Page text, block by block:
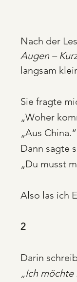
Nach der
Augen –
langsam
Sie fragte
„Woher
„Aus China.“
Dann sagte
„Du musst
Also las ich
2
Darin
„Ich